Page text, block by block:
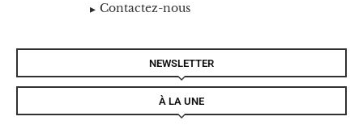
Contactez-nous
NEWSLETTER
À LA UNE